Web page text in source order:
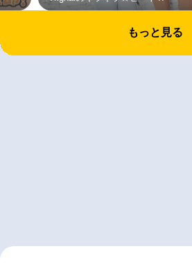
もっと見る